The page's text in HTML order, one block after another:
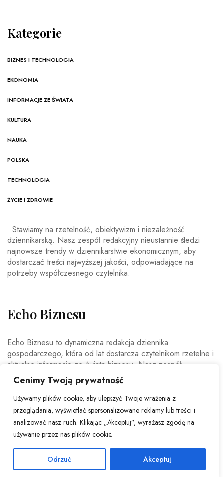
Cenimy Twoją prywatność
Używamy plików cookie, aby ulepszyć Twoje wrażenia z
przeglądania, wyświetlać spersonalizowane reklamy lub treści i
analizować nasz ruch. Klikając „Akceptuj”, wyrażasz zgodę na
używanie przez nas plików cookie.
Odrzuć Akceptuj
Kategorie
BIZNES I TECHNOLOGIA
EKONOMIA
INFORMACJE ZE ŚWIATA
KULTURA
NAUKA
POLSKA
TECHNOLOGIA
ŻYCIE I ZDROWIE
Stawiamy na rzetelność, obiektywizm i niezależność
dziennikarską. Nasz zespół redakcyjny nieustannie śledzi
najnowsze trendy w dziennikarstwie ekonomicznym, aby
dostarczać treści najwyższej jakości, odpowiadające na
potrzeby współczesnego czytelnika.
Echo Biznesu
Echo Biznesu to dynamiczna redakcja dziennika
gospodarczego, która od lat dostarcza czytelnikom rzetelne i
aktualne informacje ze świata biznesu. Nasz zespół
doświadczonych dziennikarzy i ekspertów ekonomicznych
codziennie analizuje najważniejsze wydarzenia rynkowe,
trendy gospodarcze oraz decyzje mające wpływ na polską i
światową ekonomię.
© Copyright 2026 - Echo Biznesu . All Rights Reserved